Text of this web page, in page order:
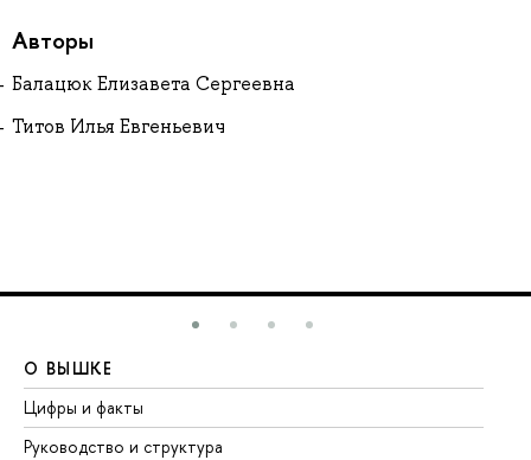
Авторы
Балацюк Елизавета Сергеевна
Титов Илья Евгеньевич
О ВЫШКЕ
Цифры и факты
Руководство и структура